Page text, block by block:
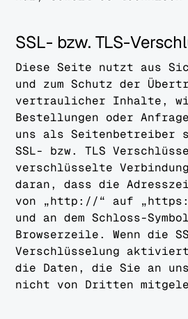
SSL- bzw. TLS-
Diese Seite nutzt aus
und zum Schutz der
vertraulicher Inhalte,
Bestellungen oder
uns als Seitenbetreiber
SSL- bzw. TLS
verschlüsselte
daran, dass die
von „http://“ auf
und an dem Schloss-
Browserzeile. Wenn die
Verschlüsselung
die Daten, die Sie an
nicht von Dritten